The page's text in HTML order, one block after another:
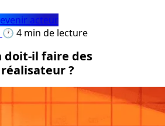
acteur
🕐 4 min de lecture
doit-il faire des
?